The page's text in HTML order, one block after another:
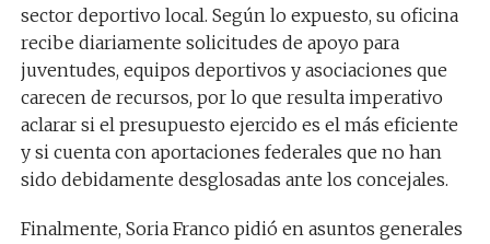
sector deportivo local. Según lo expuesto, su oficina
recibe diariamente solicitudes de apoyo para
juventudes, equipos deportivos y asociaciones que
carecen de recursos, por lo que resulta imperativo
aclarar si el presupuesto ejercido es el más eficiente
y si cuenta con aportaciones federales que no han
sido debidamente desglosadas ante los concejales.
Finalmente, Soria Franco pidió en asuntos generales